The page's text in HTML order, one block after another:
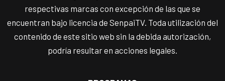
respectivas marcas con excepción de las que se
encuentran bajo licencia de SenpaiTV. Toda utilización del
contenido de este sitio web sin la debida autorización,
podría resultar en acciones legales.